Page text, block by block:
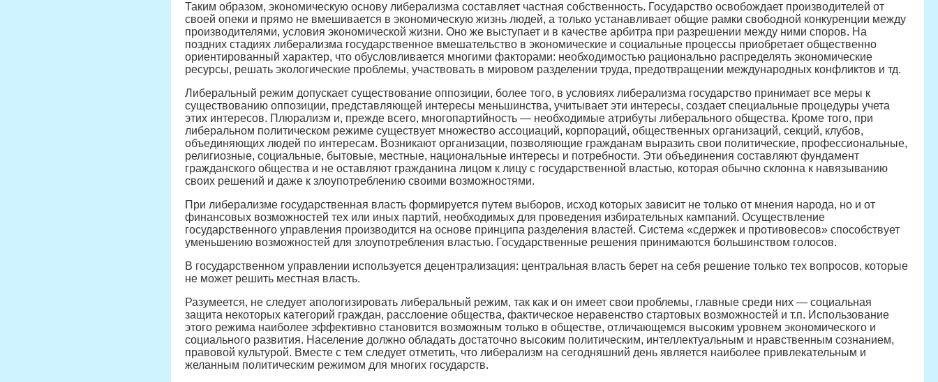
Таким образом, экономическую основу либерализма составляет частная собственность. Государство освобождает производителей от
своей опеки и прямо не вмешивается в экономическую жизнь людей, а только устанавливает общие рамки свободной конкуренции между
производителями, условия экономической жизни. Оно же выступает и в качестве арбитра при разрешении между ними споров. На
поздних стадиях либерализма государственное вмешательство в экономические и социальные процессы приобретает общественно
ориентированный характер, что обусловливается многими факторами: необходимостью рационально распределять экономические
ресурсы, решать экологические проблемы, участвовать в мировом разделении труда, предотвращении международных конфликтов и тд.
Либеральный режим допускает существование оппозиции, более того, в условиях либерализма государство принимает все меры к
существованию оппозиции, представляющей интересы меньшинства, учитывает эти интересы, создает специальные процедуры учета
этих интересов. Плюрализм и, прежде всего, многопартийность — необходимые атрибуты либерального общества. Кроме того, при
либеральном политическом режиме существует множество ассоциаций, корпораций, общественных организаций, секций, клубов,
объединяющих людей по интересам. Возникают организации, позволяющие гражданам выразить свои политические, профессиональные,
религиозные, социальные, бытовые, местные, национальные интересы и потребности. Эти объединения составляют фундамент
гражданского общества и не оставляют гражданина лицом к лицу с государственной властью, которая обычно склонна к навязыванию
своих решений и даже к злоупотреблению своими возможностями.
При либерализме государственная власть формируется путем выборов, исход которых зависит не только от мнения народа, но и от
финансовых возможностей тех или иных партий, необходимых для проведения избирательных кампаний. Осуществление
государственного управления производится на основе принципа разделения властей. Система «сдержек и противовесов» способствует
уменьшению возможностей для злоупотребления властью. Государственные решения принимаются большинством голосов.
В государственном управлении используется децентрализация: центральная власть берет на себя решение только тех вопросов, которые
не может решить местная власть.
Разумеется, не следует апологизировать либеральный режим, так как и он имеет свои проблемы, главные среди них — социальная
защита некоторых категорий граждан, расслоение общества, фактическое неравенство стартовых возможностей и т.п. Использование
этого режима наиболее эффективно становится возможным только в обществе, отличающемся высоким уровнем экономического и
социального развития. Население должно обладать достаточно высоким политическим, интеллектуальным и нравственным сознанием,
правовой культурой. Вместе с тем следует отметить, что либерализм на сегодняшний день является наиболее привлекательным и
желанным политическим режимом для многих государств.